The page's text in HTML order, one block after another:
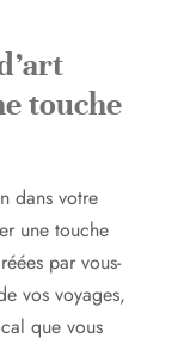
touche
dans votre
une touche
par vous-
vos voyages,
que vous